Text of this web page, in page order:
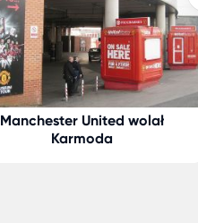
Manchester United wolał
Karmoda